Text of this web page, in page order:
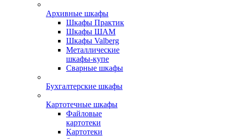
Архивные шкафы
Шкафы Практик
Шкафы ШАМ
Шкафы Valberg
Металлические
шкафы-купе
Сварные шкафы
Бухгалтерские шкафы
Картотечные шкафы
Файловые
картотеки
Картотеки